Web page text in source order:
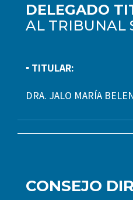
DELEGADO
AL TRIBUNAL
▪ TITULAR:
DRA. JALO MARÍA
CONSEJO